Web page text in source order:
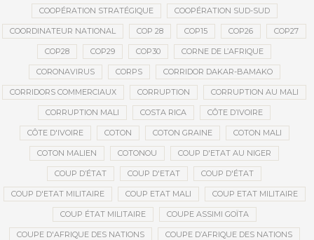
COOPÉRATION STRATÉGIQUE COOPÉRATION SUD-SUD
COORDINATEUR NATIONAL COP 28 COP15 COP26 COP27
COP28 COP29 COP30 CORNE DE L’AFRIQUE
CORONAVIRUS CORPS CORRIDOR DAKAR-BAMAKO
CORRIDORS COMMERCIAUX CORRUPTION CORRUPTION AU MALI
CORRUPTION MALI COSTA RICA CÔTE D’IVOIRE
CÔTE D'IVOIRE COTON COTON GRAINE COTON MALI
COTON MALIEN COTONOU COUP D'ETAT AU NIGER
COUP D’ÉTAT COUP D'ETAT COUP D'ÉTAT
COUP D'ETAT MILITAIRE COUP ETAT MALI COUP ETAT MILITAIRE
COUP ÉTAT MILITAIRE COUPE ASSIMI GOÏTA
COUPE D'AFRIQUE DES NATIONS COUPE D’AFRIQUE DES NATIONS